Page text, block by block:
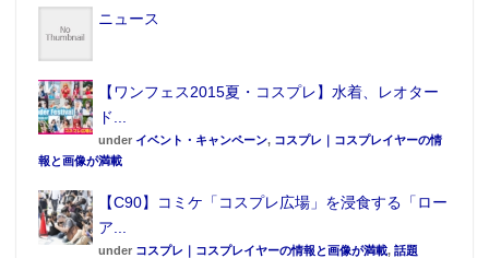
ニュース
【ワンフェス2015夏・コスプレ】水着、レオター
ド...
under イベント・キャンペーン, コスプレ｜コスプレイヤーの情
報と画像が満載
【C90】コミケ「コスプレ広場」を浸食する「ロー
ア...
under コスプレ｜コスプレイヤーの情報と画像が満載, 話題